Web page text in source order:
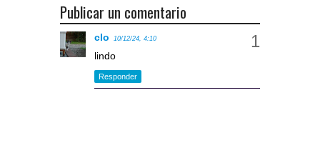
Publicar un comentario
clo 10/12/24, 4:10
lindo
Responder